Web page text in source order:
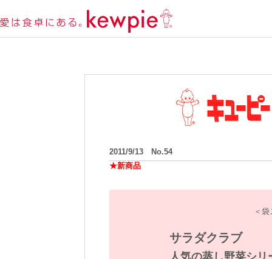
2011/9/13 No.54
★新商品
＜
サラダクラブ
人気の蒸し野菜シ